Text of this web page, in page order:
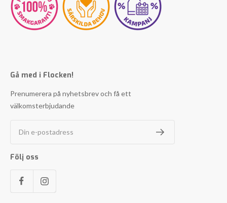
Gå med i Flocken!
Prenumerera på nyhetsbrev och få ett
välkomsterbjudande
Din e-postadress
Följ oss